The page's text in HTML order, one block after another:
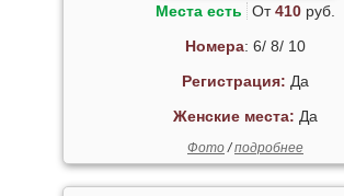
Места есть От410руб.
Номера: 6/ 8/ 10
Регистрация: Да
Женские места: Да
Фото/подробнее